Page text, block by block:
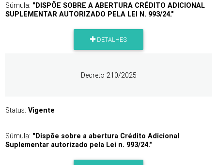
Súmula: "DISPÕE SOBRE A ABERTURA CRÉDITO ADICIONAL
SUPLEMENTAR AUTORIZADO PELA LEI N. 993/24."
DETALHES
Decreto 210/2025
Status: Vigente
Súmula: "Dispõe sobre a abertura Crédito Adicional
Suplementar autorizado pela Lei n. 993/24."